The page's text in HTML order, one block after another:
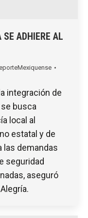
ADHIERE AL
integración de
busca
local al
estatal y de
las demandas
seguridad
aseguró